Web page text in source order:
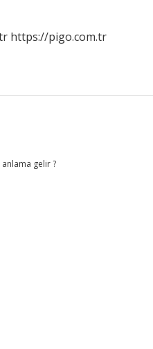
https://pigo.com.tr
gelir ?